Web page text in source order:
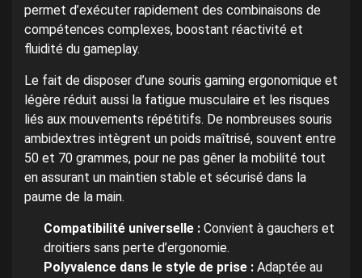
permet d’exécuter rapidement des combinaisons de
compétences complexes, boostant réactivité et
fluidité du gameplay.
Le fait de disposer d’une souris gaming ergonomique et
légère réduit aussi la fatigue musculaire et les risques
liés aux mouvements répétitifs. De nombreuses souris
ambidextres intègrent un poids maîtrisé, souvent entre
50 et 70 grammes, pour ne pas gêner la mobilité tout
en assurant un maintien stable et sécurisé dans la
paume de la main.
Compatibilité universelle : Convient à gauchers et
droitiers sans perte d’ergonomie.
Polyvalence dans le style de prise : Adaptée au